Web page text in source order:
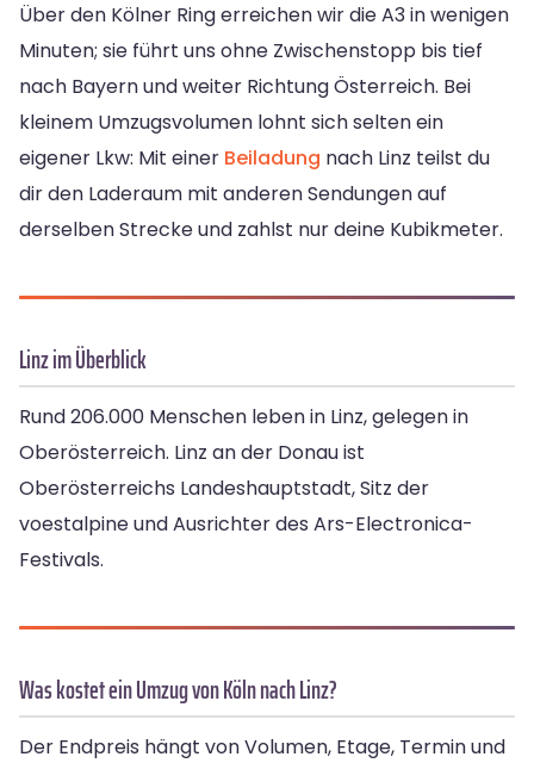
Über den Kölner Ring erreichen wir die A3 in wenigen
Minuten; sie führt uns ohne Zwischenstopp bis tief
nach Bayern und weiter Richtung Österreich. Bei
kleinem Umzugsvolumen lohnt sich selten ein
eigener Lkw: Mit einer Beiladung nach Linz teilst du
dir den Laderaum mit anderen Sendungen auf
derselben Strecke und zahlst nur deine Kubikmeter.
Linz im Überblick
Rund 206.000 Menschen leben in Linz, gelegen in
Oberösterreich. Linz an der Donau ist
Oberösterreichs Landeshauptstadt, Sitz der
voestalpine und Ausrichter des Ars-Electronica-
Festivals.
Was kostet ein Umzug von Köln nach Linz?
Der Endpreis hängt von Volumen, Etage, Termin und